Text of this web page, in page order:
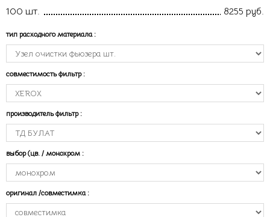
100 шт.
8255 руб.
тип расходного материала :
совместимость фильтр :
производитель фильтр :
выбор (цв. / монохром :
оригинал /совместимка :